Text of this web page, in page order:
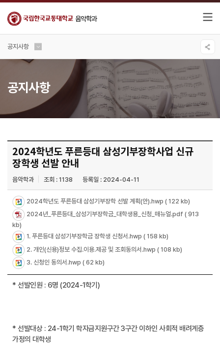
음악학과
공지사항
공지사항
2024학년도 푸른등대 삼성기부장학사업 신규
장학생 선발 안내
음악학과 조회 : 1138 등록일 : 2024-04-11
2024학년도 푸른등대 삼성기부장학 선발 계획(안).hwp ( 122 kb)
2024년_푸른등대_삼성기부장학금_대학생용_신청_매뉴얼.pdf ( 913
kb)
1. 푸른등대 삼성기부장학금 장학생 신청서.hwp ( 158 kb)
2. 개인(신용)정보 수집.이용.제공 및 조회동의서.hwp ( 108 kb)
3. 신청인 동의서.hwp ( 62 kb)
* 선발인원 : 6명 (2024-1학기)
* 선발대상 : 24-1학기 학자금지원구간 3구간 이하인 사회적 배려계층
가정의 대학생